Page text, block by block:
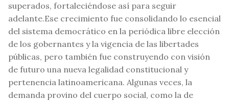
superados, fortaleciéndose así para seguir
adelante.Ese crecimiento fue consolidando lo esencial
del sistema democrático en la periódica libre elección
de los gobernantes y la vigencia de las libertades
públicas, pero también fue construyendo con visión
de futuro una nueva legalidad constitucional y
pertenencia latinoamericana. Algunas veces, la
demanda provino del cuerpo social, como la de